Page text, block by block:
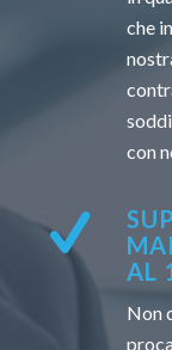
che
con
AL
Non